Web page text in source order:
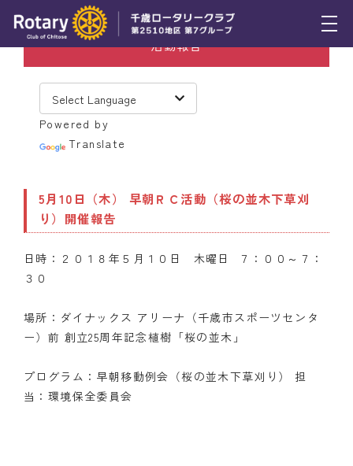
トピックス
例会報告
スケジュール
木曜会
組織図
クラブの歴史
活動報告
Powered by
Translate
5月10日（木） 早朝ＲＣ活動（桜の並木下草刈
り）開催報告
日時：２０１８年５月１０日 木曜日 ７：００～７：
３０
場所：ダイナックス アリーナ（千歳市スポーツセンタ
ー）前 創立25周年記念植樹「桜の並木」
プログラム：早朝移動例会（桜の並木下草刈り） 担
当：環境保全委員会